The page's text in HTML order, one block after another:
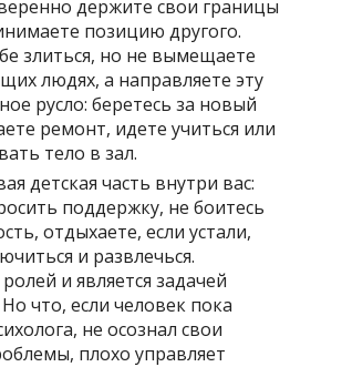
держите свои границы
позицию другого.
злиться, но не вымещаете
людях, а направляете эту
русло: беретесь за новый
ремонт, идете учиться или
тело в зал.
детская часть внутри вас:
поддержку, не боитесь
отдыхаете, если устали,
и развлечься.
и является задачей
что, если человек пока
не осознал свои
плохо управляет